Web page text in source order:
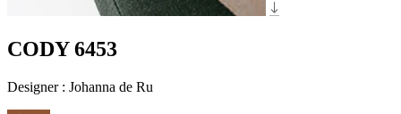
CODY 6453
Designer : Johanna de Ru